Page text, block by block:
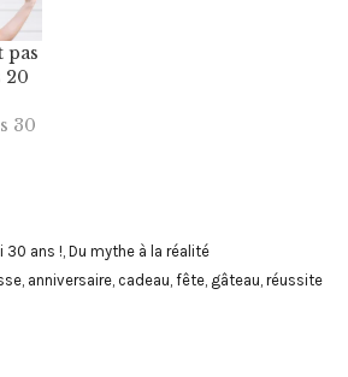
pas
20
30
30 ans ! Du mythe à la réalité
, anniversaire, cadeau fête, gâteau réussite